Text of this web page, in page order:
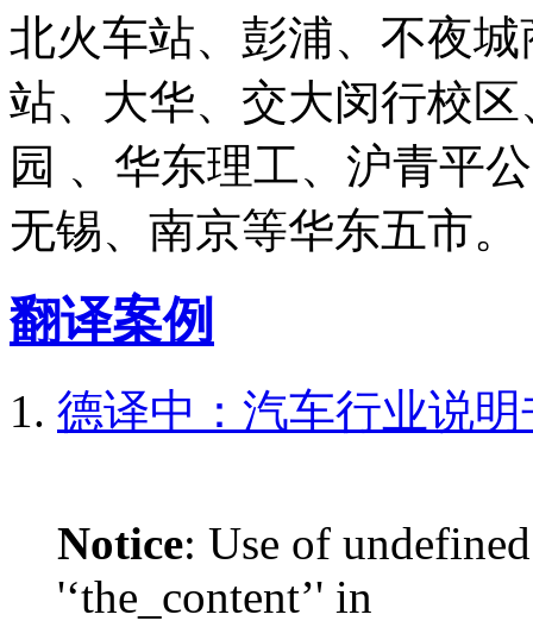
北火车站、彭浦、不夜
站、大华、交大闵行校
园 、华东理工、沪青平
无锡、南京等华东五市。
翻译案例
德译中：汽车行业说
Notice: Use of
'‘the_content’' in